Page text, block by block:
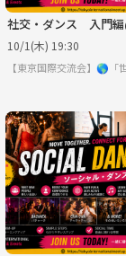
社交・ダンス 入門編
10/1(木) 19:30
【東京国際交流会】🌎